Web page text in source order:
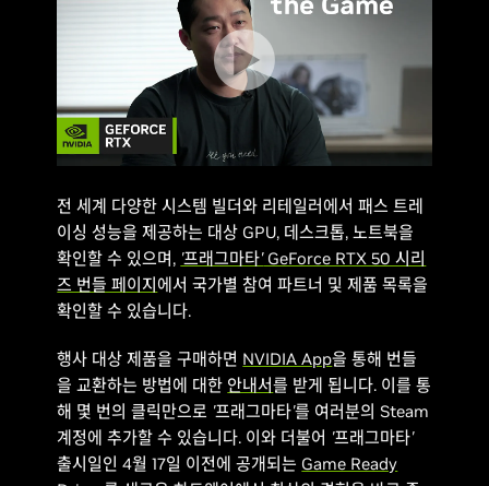
전 세계 다양한 시스템 빌더와 리테일러에서 패스 트레
이싱 성능을 제공하는 대상 GPU, 데스크톱, 노트북을
확인할 수 있으며, '프래그마타'GeForce RTX 50 시리
즈 번들 페이지에서 국가별 참여 파트너 및 제품 목록을
확인할 수 있습니다.
행사 대상 제품을 구매하면 NVIDIA App을 통해 번들
을 교환하는 방법에 대한 안내서를 받게 됩니다. 이를 통
해 몇 번의 클릭만으로 '프래그마타'를 여러분의 Steam
계정에 추가할 수 있습니다. 이와 더불어 '프래그마타'
출시일인 4월 17일 이전에 공개되는 Game Ready